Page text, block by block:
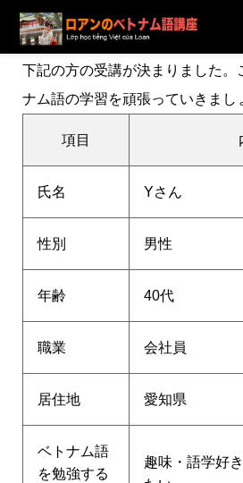
ブログ
ました
下記の方の受講が決まりました。
ナム語の学習を頑張っていきまし
項目
氏名 Yさん
性別 男性
年齢 40代
職業 会社員
居住地 愛知県
ベトナム語
を勉強する
趣味・語学好